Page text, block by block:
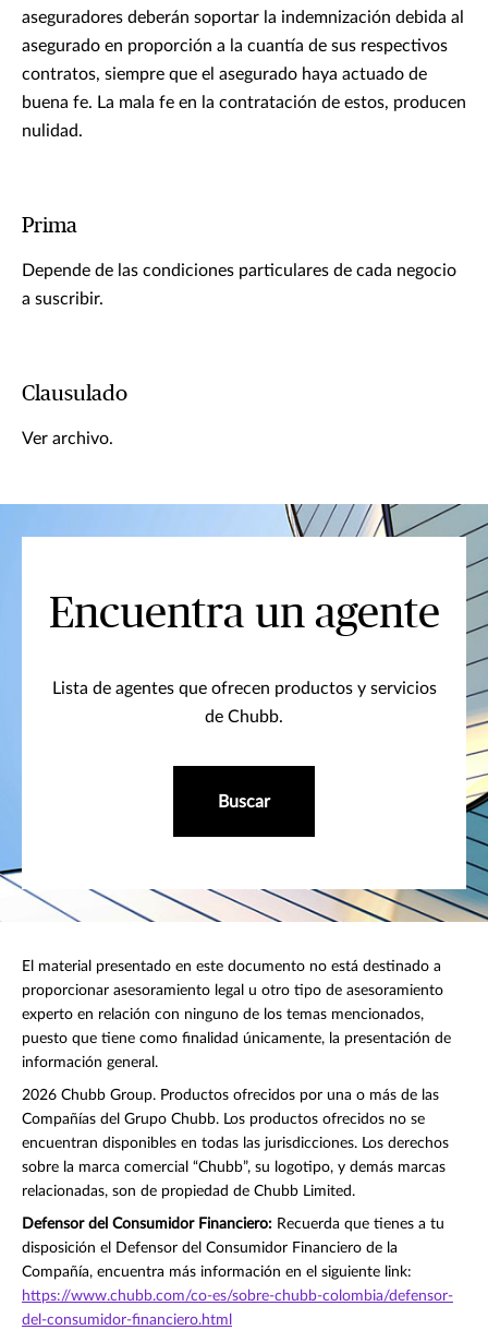
aseguradores deberán soportar la indemnización debida al
asegurado en proporción a la cuantía de sus respectivos
contratos, siempre que el asegurado haya actuado de
buena fe. La mala fe en la contratación de estos, producen
nulidad.
Prima
Depende de las condiciones particulares de cada negocio
a suscribir.
Clausulado
Ver archivo.
Encuentra un agente
Lista de agentes que ofrecen productos y servicios
de Chubb.
Buscar
El material presentado en este documento no está destinado a
proporcionar asesoramiento legal u otro tipo de asesoramiento
experto en relación con ninguno de los temas mencionados,
puesto que tiene como finalidad únicamente, la presentación de
información general.
2026 Chubb Group. Productos ofrecidos por una o más de las
Compañías del Grupo Chubb. Los productos ofrecidos no se
encuentran disponibles en todas las jurisdicciones. Los derechos
sobre la marca comercial “Chubb”, su logotipo, y demás marcas
relacionadas, son de propiedad de Chubb Limited.
Defensor del Consumidor Financiero: Recuerda que tienes a tu
disposición el Defensor del Consumidor Financiero de la
Compañía, encuentra más información en el siguiente link:
https://www.chubb.com/co-es/sobre-chubb-colombia/defensor-
del-consumidor-financiero.html